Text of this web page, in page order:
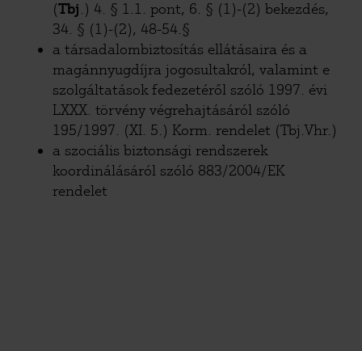
(Tbj.) 4. § 1.1. pont, 6. § (1)-(2) bekezdés,
34. § (1)-(2), 48-54.§
a társadalombiztosítás ellátásaira és a
magánnyugdíjra jogosultakról, valamint e
szolgáltatások fedezetéről szóló 1997. évi
LXXX. törvény végrehajtásáról szóló
195/1997. (XI. 5.) Korm. rendelet (Tbj.Vhr.)
a szociális biztonsági rendszerek
koordinálásáról szóló 883/2004/EK
rendelet